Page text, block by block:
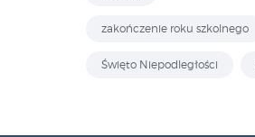
zakończenie roku szkolnego
Święto Niepodległości